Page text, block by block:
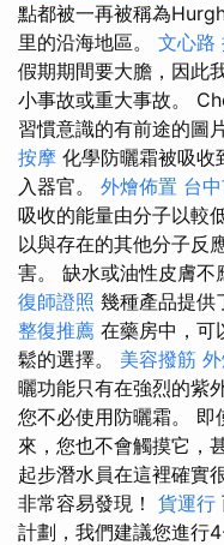
點都被一再被稱為
里的沿海地區。 文心路
假期期間要大膽，因此
小事故或重大事故。
習慣意識的有前途的圖
按摩 化學防曬霜被吸收
入器官。 外燴佈置 台
吸收的能量由分子以較
以與存在的其他分子反
害。 缺水或油性皮膚不
復師證照 幾種產品提供
整復推薦 在藥房中，可
鬆的選擇。 美容撥筋
曬功能只有在強烈的紫
您不必使用防曬霜。 即
來，您也不會觸摸它，
起步潛水員在這裡確實
非常容易發現！ 貨運行
計劃，我們建議您進行